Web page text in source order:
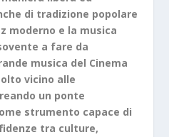
di tradizione popolare
moderno e la musica
a fare da
musica del Cinema
vicino alle
un ponte
strumento capace di
tra culture,